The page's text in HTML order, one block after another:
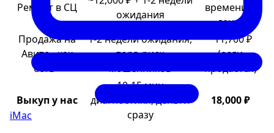
iMac
Ремонт в СЦ
ожидания
времени и
денег
Продажа на
Авито «как
есть»
1-2 недели ожидания,
торг, риск
мошенников
~11,700 ₽
(если
продастся)
Выкуп у нас
10-15 мин
диагностики, деньги
сразу
18,000 ₽